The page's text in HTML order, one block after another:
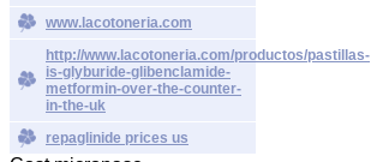
www.lacotoneria.com
http://www.lacotoneria.com/productos/pastillas-
is-glyburide-glibenclamide-
metformin-over-the-counter-
in-the-uk
repaglinide prices us